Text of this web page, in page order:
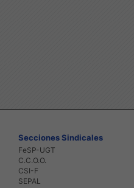
Secciones Sindicales
FeSP-UGT
C.C.O.O.
CSI-F
SEPAL